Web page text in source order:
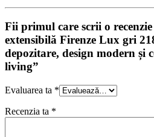
Fii primul care scrii o
extensibilă Firenze Lux gri
depozitare, design modern și
living”
Evaluarea ta *
Recenzia ta *